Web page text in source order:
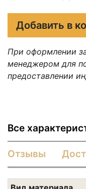
Добавить в
При оформлении
менеджером для
предоставлении
Все
Отзывы